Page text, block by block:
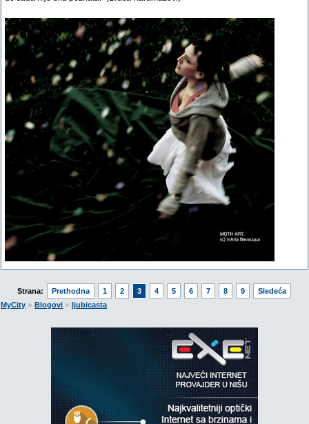
Strana: Prethodna 1 2 3 4 5 6 7 8 9
Sledeća
MyCity » Blogovi » ljubicasta